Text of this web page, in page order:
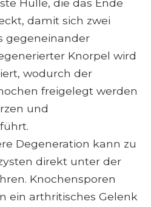
Hülle, die das Ende
damit sich zwei
gegeneinander
Knorpel wird
wodurch der
freigelegt werden
und
Degeneration kann zu
direkt unter der
Knochensporen
ein arthritisches Gelenk